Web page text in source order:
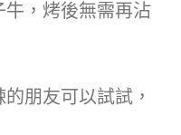
牛，烤後無需再沾
的朋友可以試試，